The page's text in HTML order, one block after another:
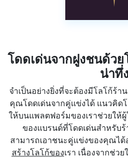
โดดเด่นจากฝูงชนด้ว
น่าทึ่ง
จำเป็นอย่างยิ่งที่จะต้องมีโลโก้ร้า
คุณโดดเด่นจากคู่แข่งได้ แนวคิด
ให้บนแพลตฟอร์มของเราช่วยให้
ของแบรนด์ที่โดดเด่นสำหรับ
สามารถเอาชนะคู่แข่งของคุณได้
สร้างโลโก้ของเรา เนื่องจากช่